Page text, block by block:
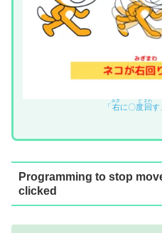
「 右
みぎ
に〇度
ど
回
まわ
す
Programming to stop
clicked